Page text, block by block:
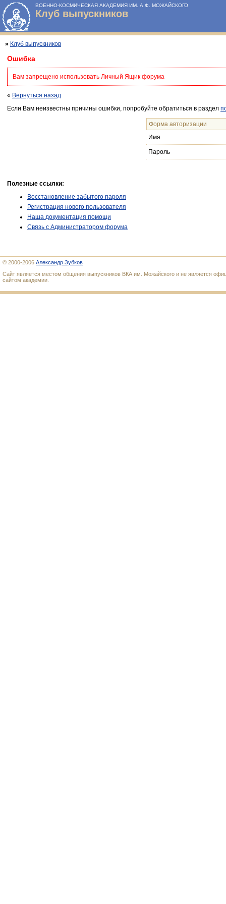
ВОЕННО-КОСМИЧЕСКАЯ АКАДЕМИЯ ИМ. А.Ф. МОЖАЙСКОГО
Клуб выпускников
» Клуб выпускников
Ошибка
Вам запрещено использовать Личный Ящик форума
« Вернуться назад
Если Вам неизвестны причины ошибки, попробуйте обратиться в раздел
Форма авторизации
Имя
Пароль
Полезные ссылки:
Восстановление забытого пароля
Регистрация нового пользователя
Наша документация помощи
Связь с Администратором форума
© 2000-2006 Александр Зубков
Сайт является местом общения выпускников ВКА им. Можайского и не является
сайтом академии.